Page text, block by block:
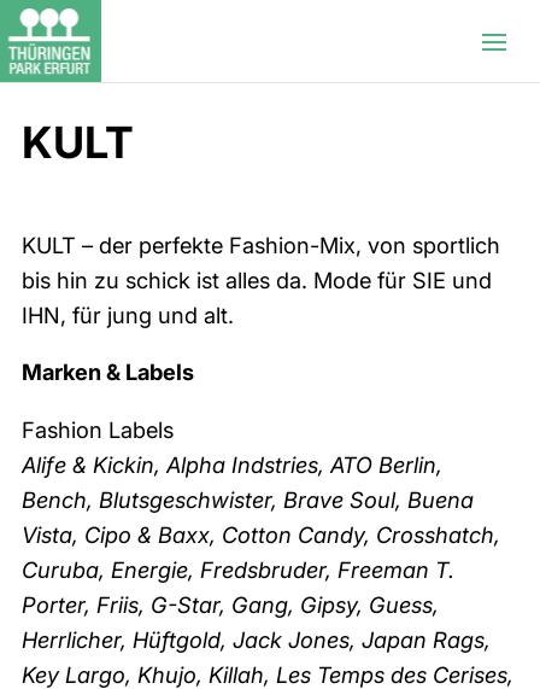
KULT
KULT – der perfekte Fashion-Mix, von sportlich
bis hin zu schick ist alles da. Mode für SIE und
IHN, für jung und alt.
Marken & Labels
Fashion Labels
Alife & Kickin, Alpha Indstries, ATO Berlin,
Bench, Blutsgeschwister, Brave Soul, Buena
Vista, Cipo & Baxx, Cotton Candy, Crosshatch,
Curuba, Energie, Fredsbruder, Freeman T.
Porter, Friis, G-Star, Gang, Gipsy, Guess,
Herrlicher, Hüftgold, Jack Jones, Japan Rags,
Key Largo, Khujo, Killah, Les Temps des Cerises,